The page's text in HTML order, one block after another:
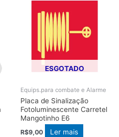
ESGOTADO
Equips.para combate e Alarme
Placa de Sinalização
Fotoluminescente Carretel
Mangotinho E6
R$9,00 Ler mais